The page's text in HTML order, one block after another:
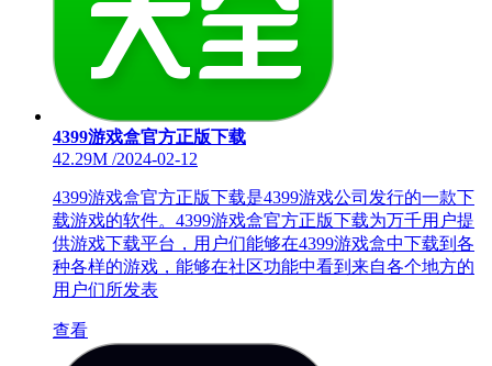
4399游戏盒官方正版下载
42.29M /2024-02-12
4399游戏盒官方正版下载是4399游戏公司发行的一款下
载游戏的软件。4399游戏盒官方正版下载为万千用户提
供游戏下载平台，用户们能够在4399游戏盒中下载到各
种各样的游戏，能够在社区功能中看到来自各个地方的
用户们所发表
查看